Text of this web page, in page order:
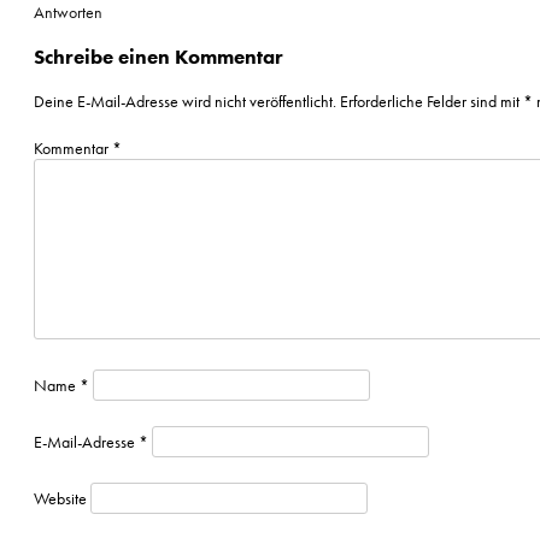
Antworten
Schreibe einen Kommentar
Deine E-Mail-Adresse wird nicht veröffentlicht. Erforderliche Felder sind mit *
Kommentar *
Name *
E-Mail-Adresse *
Website